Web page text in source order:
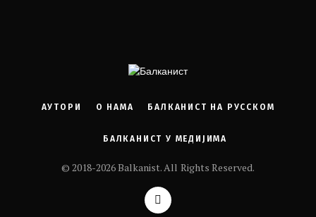
АУТОРИ О НАМА БАЛКАНИСТ НА РУССКОМ
БАЛКАНИСТ У МЕДИЈИМА
© 2018-2026 Balkanist. All Rights Reserved.